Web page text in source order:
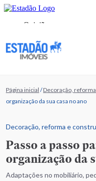
Página inicial /Decoração,
organização da sua casa no ano
Decoração, reforma e
Passo a passo
organização da
Adaptações no mobiliário,